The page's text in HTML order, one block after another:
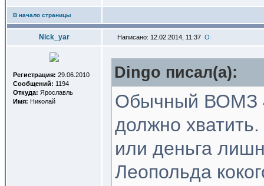
В начало страницы
Nick_yar Написано: 12.02.2014, 11:37
Регистрация: 29.06.2010
Сообщений: 1194
Откуда: Ярославль
Имя: Николай
Dingo писал(a):
Обычный ВОМЗ
должно
или деньга
Леопольда